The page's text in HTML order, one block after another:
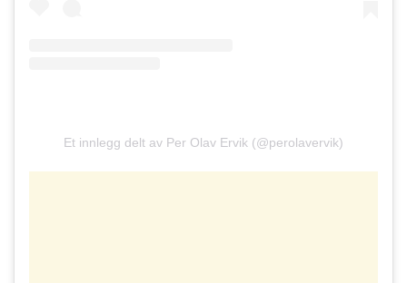
Et innlegg delt av Per Olav Ervik (@perolavervik)